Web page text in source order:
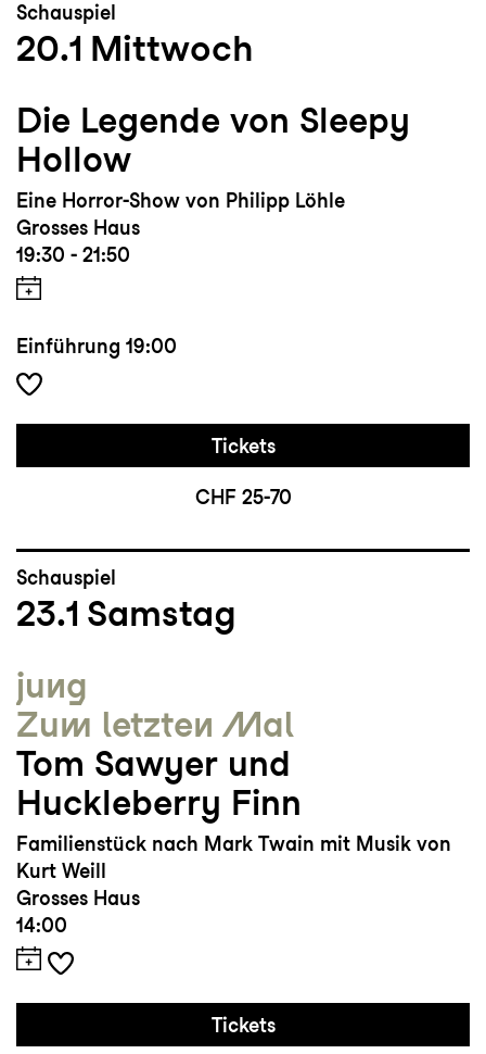
Schauspiel
20.1 Mittwoch
Die Legende von Sleepy
Hollow
Eine Horror-Show von Philipp Löhle
Grosses Haus
19:30 - 21:50
Einführung 19:00
Tickets
CHF 25-70
Schauspiel
23.1 Samstag
jung
Zum letzten Mal
Tom Sawyer und
Huckleberry Finn
Familienstück nach Mark Twain mit Musik von
Kurt Weill
Grosses Haus
14:00
Tickets